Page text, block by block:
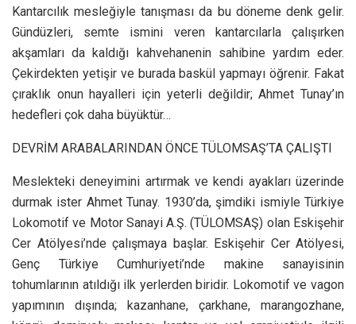
Kantarcılık mesleğiyle tanışması da bu döneme denk gelir.
Gündüzleri, semte ismini veren kantarcılarla çalışırken
akşamları da kaldığı kahvehanenin sahibine yardım eder.
Çekirdekten yetişir ve burada baskül yapmayı öğrenir. Fakat
çıraklık onun hayalleri için yeterli değildir; Ahmet Tunay’ın
hedefleri çok daha büyüktür…
DEVRİM ARABALARINDAN ÖNCE TÜLOMSAŞ’TA ÇALIŞTI
Meslekteki deneyimini artırmak ve kendi ayakları üzerinde
durmak ister Ahmet Tunay. 1930’da, şimdiki ismiyle Türkiye
Lokomotif ve Motor Sanayi A.Ş. (TÜLOMSAŞ) olan Eskişehir
Cer Atölyesi’nde çalışmaya başlar. Eskişehir Cer Atölyesi,
Genç Türkiye Cumhuriyeti’nde makine sanayisinin
tohumlarının atıldığı ilk yerlerden biridir. Lokomotif ve vagon
yapımının dışında; kazanhane, çarkhane, marangozhane,